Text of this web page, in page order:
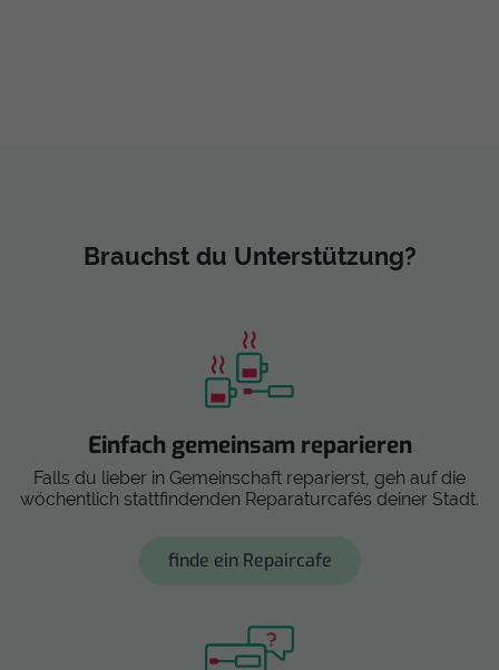
Brauchst du Unterstützung?
Einfach gemeinsam reparieren
Falls du lieber in Gemeinschaft reparierst, geh auf die
wöchentlich stattfindenden Reparaturcafés deiner Stadt.
finde ein Repaircafe